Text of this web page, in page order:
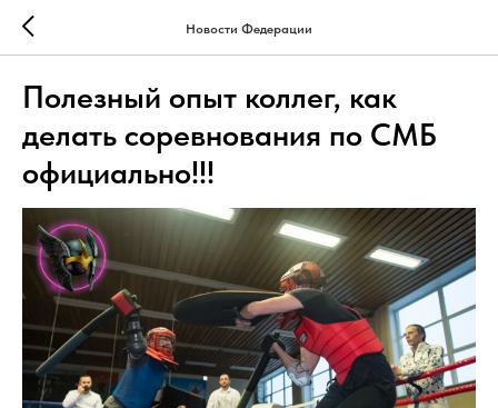
Новости Федерации
Полезный опыт коллег, как
делать соревнования по СМБ
официально!!!